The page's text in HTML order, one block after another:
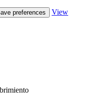
preferences
View